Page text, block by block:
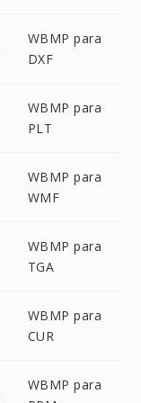
WBMP para
DXF
WBMP para
PLT
WBMP para
WMF
WBMP para
TGA
WBMP para
CUR
WBMP para